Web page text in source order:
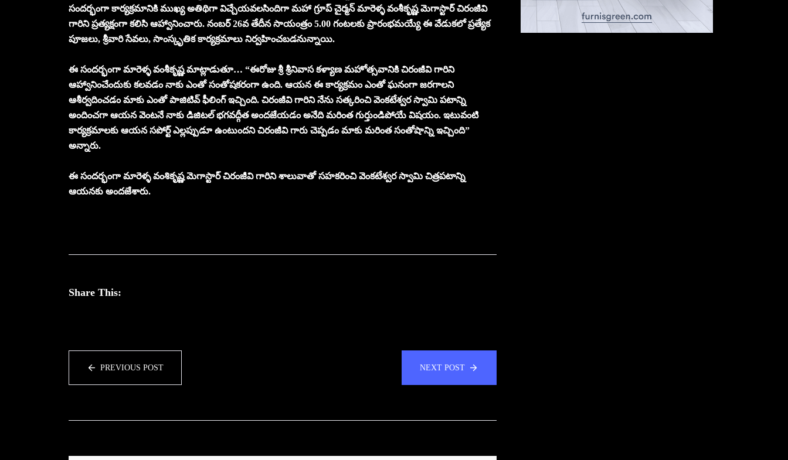
సందర్భంగా కార్యక్రమానికి ముఖ్య అతిథిగా విచ్చేయవలసిందిగా మహా గ్రూప్ చైర్మన్ మారెళ్ళ వంశీకృష్ణ మెగాస్టార్ చిరంజీవి
గారిని ప్రత్యక్షంగా కలిసి ఆహ్వానించారు. నంబర్ 26వ తేదీన సాయంత్రం 5.00 గంటలకు ప్రారంభమయ్యే ఈ వేడుకలో ప్రత్యేక
పూజలు, శ్రీవారి సేవలు, సాంస్కృతిక కార్యక్రమాలు నిర్వహించబడనున్నాయి.
ఈ సందర్భంగా మారెళ్ళ వంశీకృష్ణ మాట్లాడుతూ… “ఈరోజు శ్రీ శ్రీనివాస కళ్యాణ మహోత్సవానికి చిరంజీవి గారిని
ఆహ్వానించేందుకు కలవడం నాకు ఎంతో సంతోషకరంగా ఉంది. ఆయన ఈ కార్యక్రమం ఎంతో ఘనంగా జరగాలని
ఆశీర్వదించడం మాకు ఎంతో పాజిటివ్ ఫీలింగ్ ఇచ్చింది. చిరంజీవి గారిని నేను సత్కరించి వెంకటేశ్వర స్వామి పటాన్ని
అందించగా ఆయన వెంటనే నాకు డిజిటల్ భగవద్గీత అందజేయడం అనేది మరింత గుర్తుండిపోయే విషయం. ఇటువంటి
కార్యక్రమాలకు ఆయన సపోర్ట్ ఎల్లప్పుడూ ఉంటుందని చిరంజీవి గారు చెప్పడం మాకు మరింత సంతోషాన్ని ఇచ్చింది”
అన్నారు.
ఈ సందర్భంగా మారెళ్ళ వంశికృష్ణ మెగాస్టార్ చిరంజీవి గారిని శాలువాతో సహకరించి వెంకటేశ్వర స్వామి చిత్రపటాన్ని
ఆయనకు అందజేశారు.
Share This:
PREVIOUS POST NEXT POST